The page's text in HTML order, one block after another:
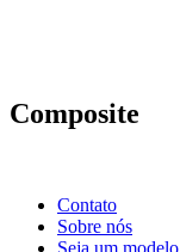
Composite
Contato
Sobre nós